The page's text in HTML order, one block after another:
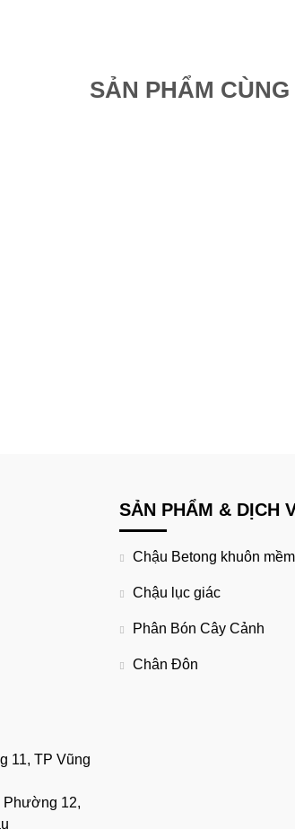
SẢN PHẨM
11, TP Vũng
Phường 12,
SẢN PHẨM & DỊCH
Chậu Betong khuôn mềm
Chậu lục giác
Phân Bón Cây Cảnh
Chân Đôn